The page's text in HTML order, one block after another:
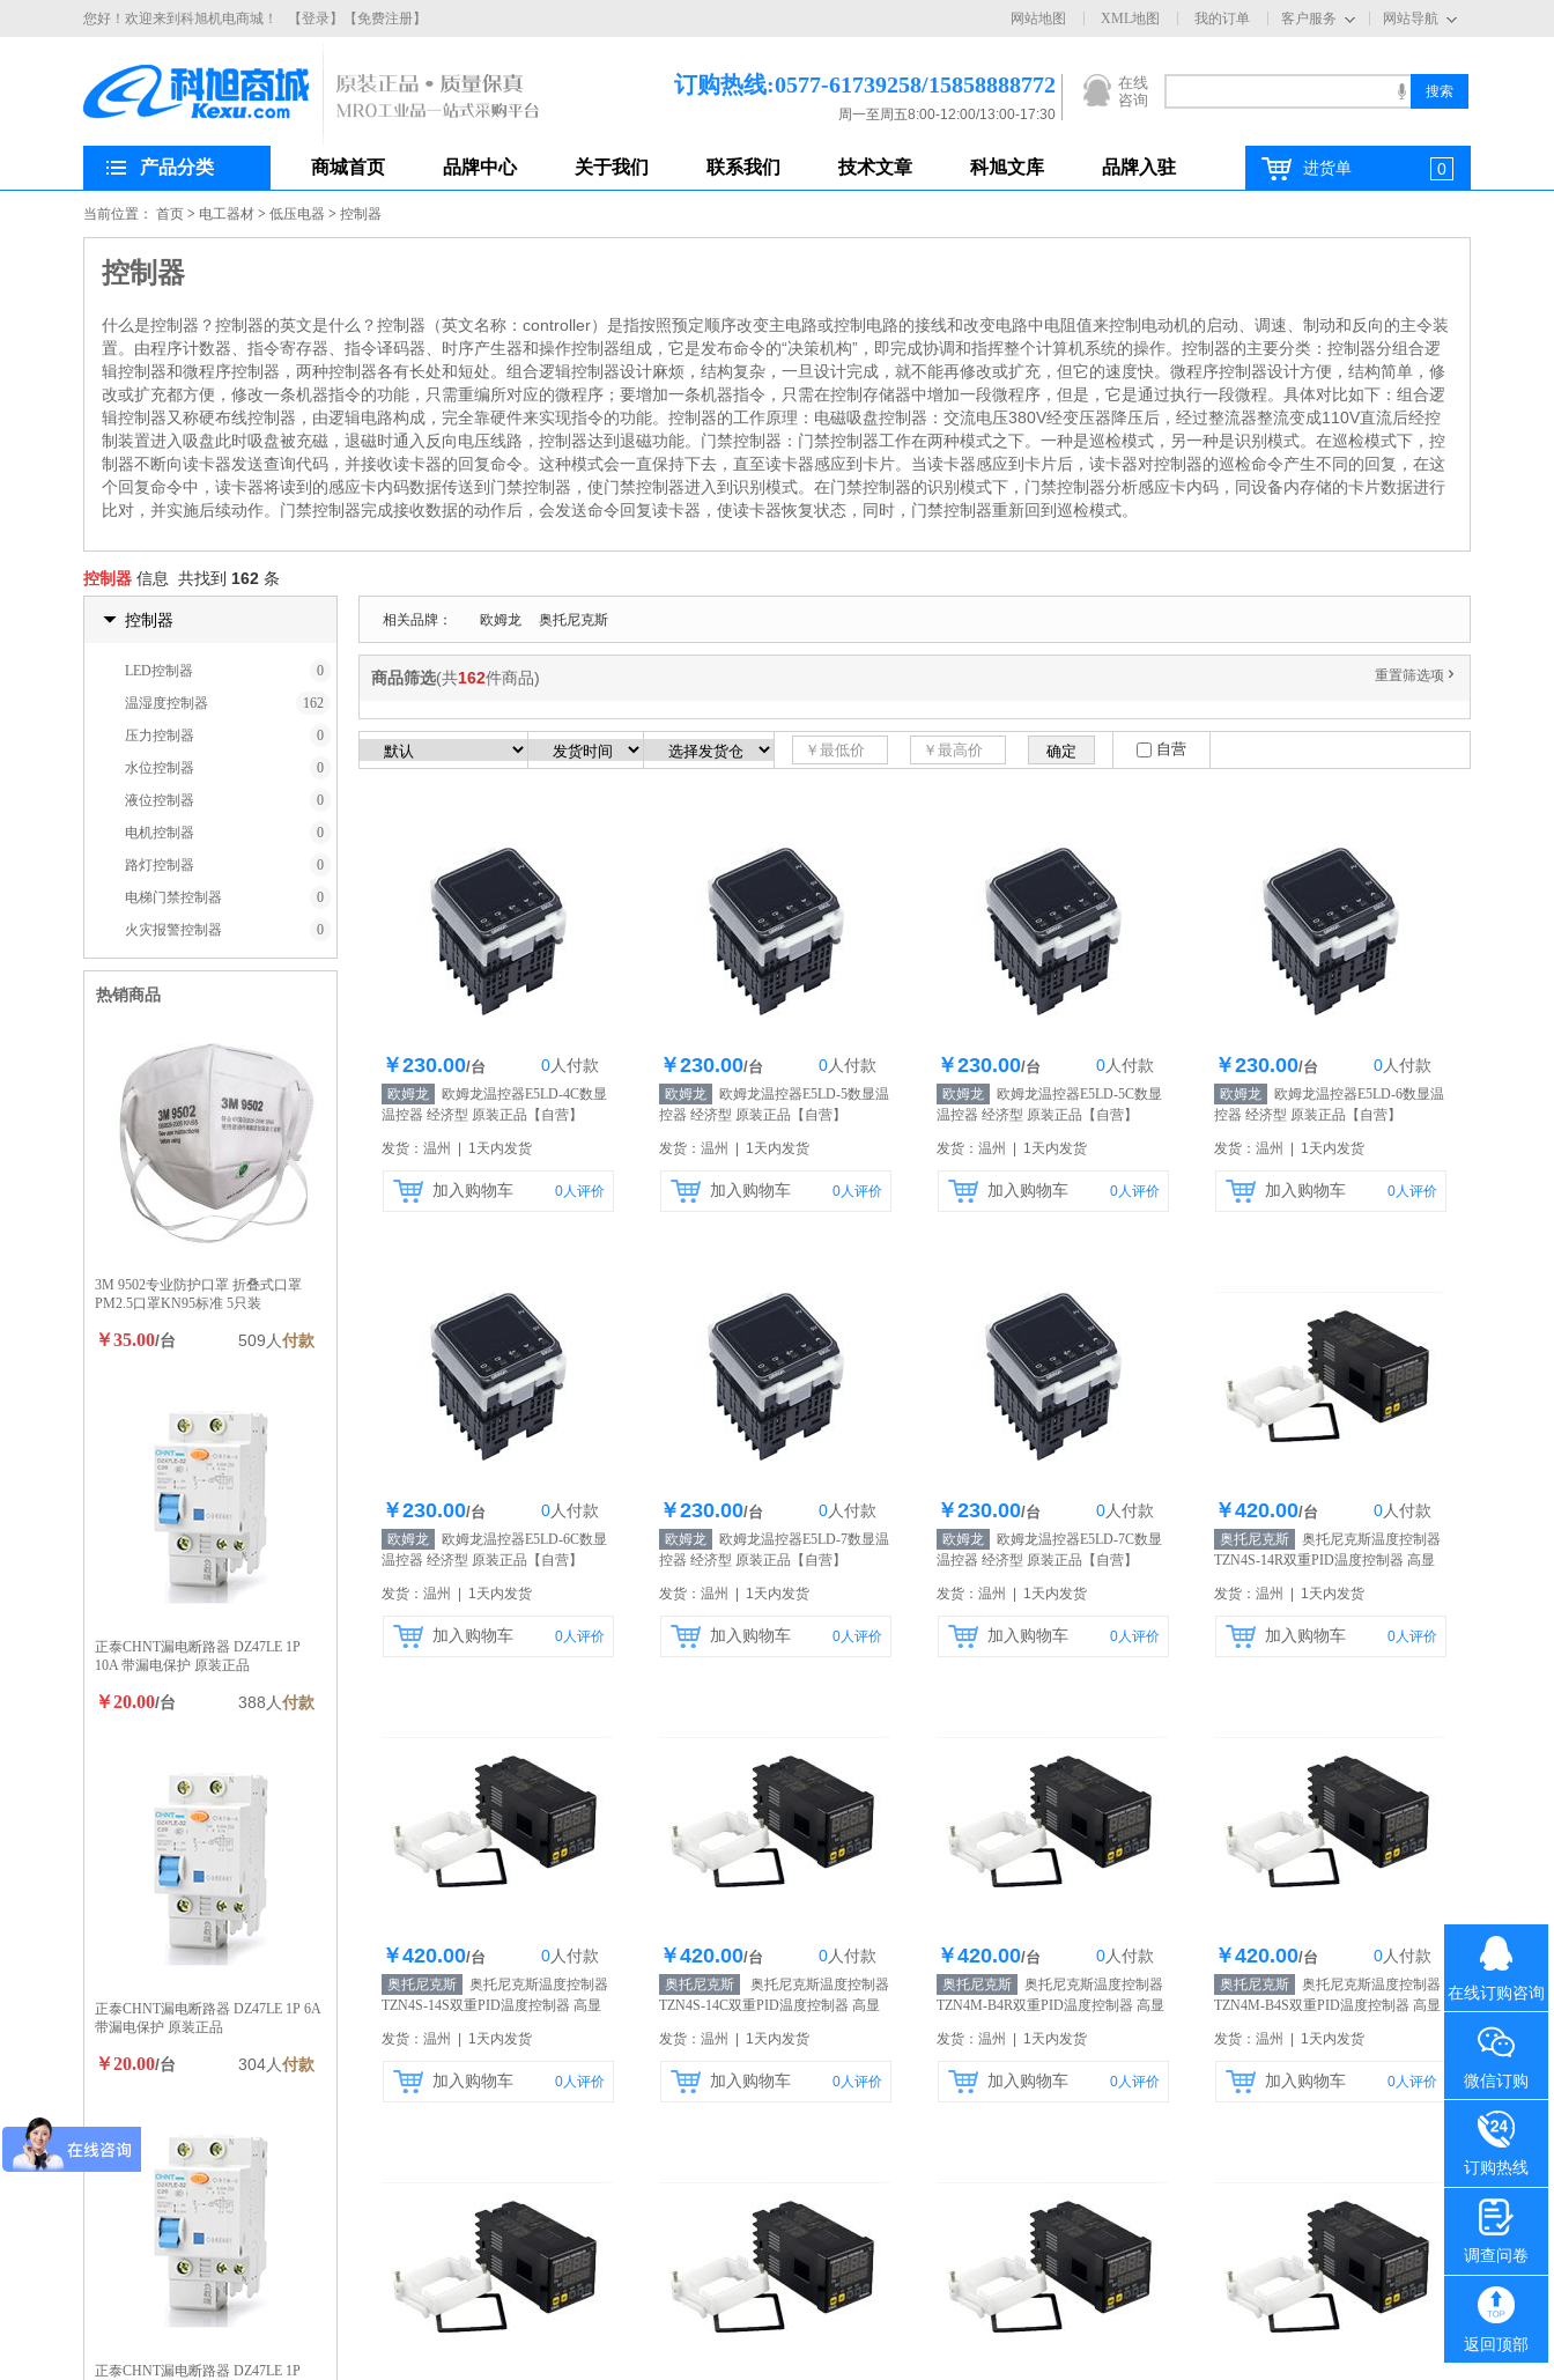
您好！欢迎来到科旭机电商城！ 【登录】 【免费注册】 网站导航
客户服务
网站地图 XML地图 我的订单
在线
咨询
订购热线:0577-61739258/15858888772
周一至周五8:00-12:00/13:00-17:30
产品分类 商城首页 品牌中心 关于我们 联系我们 技术文章 科旭文库 品牌入驻 进货单 0
当前位置： 首页 > 电工器材 > 低压电器 > 控制器
控制器
什么是控制器？控制器的英文是什么？控制器（英文名称：controller）是指按照预定顺序改变主电路或控制电路的接线和改变电路中电阻值来控制电动机的启动、调速、制动和反向的主令装
置。由程序计数器、指令寄存器、指令译码器、时序产生器和操作控制器组成，它是发布命令的“决策机构”，即完成协调和指挥整个计算机系统的操作。控制器的主要分类：控制器分组合逻
辑控制器和微程序控制器，两种控制器各有长处和短处。组合逻辑控制器设计麻烦，结构复杂，一旦设计完成，就不能再修改或扩充，但它的速度快。微程序控制器设计方便，结构简单，修
改或扩充都方便，修改一条机器指令的功能，只需重编所对应的微程序；要增加一条机器指令，只需在控制存储器中增加一段微程序，但是，它是通过执行一段微程。具体对比如下：组合逻
辑控制器又称硬布线控制器，由逻辑电路构成，完全靠硬件来实现指令的功能。控制器的工作原理：电磁吸盘控制器：交流电压380V经变压器降压后，经过整流器整流变成110V直流后经控
制装置进入吸盘此时吸盘被充磁，退磁时通入反向电压线路，控制器达到退磁功能。门禁控制器：门禁控制器工作在两种模式之下。一种是巡检模式，另一种是识别模式。在巡检模式下，控
制器不断向读卡器发送查询代码，并接收读卡器的回复命令。这种模式会一直保持下去，直至读卡器感应到卡片。当读卡器感应到卡片后，读卡器对控制器的巡检命令产生不同的回复，在这
个回复命令中，读卡器将读到的感应卡内码数据传送到门禁控制器，使门禁控制器进入到识别模式。在门禁控制器的识别模式下，门禁控制器分析感应卡内码，同设备内存储的卡片数据进行
比对，并实施后续动作。门禁控制器完成接收数据的动作后，会发送命令回复读卡器，使读卡器恢复状态，同时，门禁控制器重新回到巡检模式。
控制器 信息 共找到 162 条
相关品牌： 欧姆龙 奥托尼克斯
商品筛选(共162件商品) 重置筛选项 '
自营
库存200个
￥230.00/台 0人付款
欧姆龙
欧姆龙温控器E5LD-4C数显
温控器 经济型 原装正品 【自营】
发货：温州 | 1天内发货
加入购物车 0人评价
库存200个
￥230.00/台 0人付款
欧姆龙
欧姆龙温控器E5LD-5数显温
控器 经济型 原装正品 【自营】
发货：温州 | 1天内发货
加入购物车 0人评价
库存200个
￥230.00/台 0人付款
欧姆龙
欧姆龙温控器E5LD-5C数显
温控器 经济型 原装正品 【自营】
发货：温州 | 1天内发货
加入购物车 0人评价
库存200个
￥230.00/台 0人付款
欧姆龙
欧姆龙温控器E5LD-6数显温
控器 经济型 原装正品 【自营】
发货：温州 | 1天内发货
加入购物车 0人评价
库存200个
￥230.00/台 0人付款
欧姆龙
欧姆龙温控器E5LD-6C数显
温控器 经济型 原装正品 【自营】
发货：温州 | 1天内发货
加入购物车 0人评价
库存200个
￥230.00/台 0人付款
欧姆龙
欧姆龙温控器E5LD-7数显温
控器 经济型 原装正品 【自营】
发货：温州 | 1天内发货
加入购物车 0人评价
库存200个
￥230.00/台 0人付款
欧姆龙
欧姆龙温控器E5LD-7C数显
温控器 经济型 原装正品 【自营】
发货：温州 | 1天内发货
加入购物车 0人评价
库存200个
￥420.00/台 0人付款
奥托尼克斯
奥托尼克斯温度控制器
TZN4S-14R双重PID温度控制器 高显
发货：温州 | 1天内发货
加入购物车 0人评价
库存200个
￥420.00/台 0人付款
奥托尼克斯
奥托尼克斯温度控制器
TZN4S-14S双重PID温度控制器 高显
发货：温州 | 1天内发货
加入购物车 0人评价
库存200个
￥420.00/台 0人付款
奥托尼克斯
奥托尼克斯温度控制器
TZN4S-14C双重PID温度控制器 高显
发货：温州 | 1天内发货
加入购物车 0人评价
库存200个
￥420.00/台 0人付款
奥托尼克斯
奥托尼克斯温度控制器
TZN4M-B4R双重PID温度控制器 高显
发货：温州 | 1天内发货
加入购物车 0人评价
库存200个
￥420.00/台 0人付款
奥托尼克斯
奥托尼克斯温度控制器
TZN4M-B4S双重PID温度控制器 高显
发货：温州 | 1天内发货
加入购物车 0人评价
控制器
LED控制器
0
温湿度控制器
162
压力控制器
0
水位控制器
0
液位控制器
0
电机控制器
0
路灯控制器
0
电梯门禁控制器
0
火灾报警控制器
0
热销商品
3M 9502专业防护口罩 折叠式口罩
PM2.5口罩KN95标准 5只装
￥35.00/台 509人付款
正泰CHNT漏电断路器 DZ47LE 1P
10A 带漏电保护 原装正品
￥20.00/台 388人付款
正泰CHNT漏电断路器 DZ47LE 1P 6A
带漏电保护 原装正品
￥20.00/台 304人付款
正泰CHNT漏电断路器 DZ47LE 1P
在线订购咨询
微信订购
订购热线
调查问卷
返回顶部